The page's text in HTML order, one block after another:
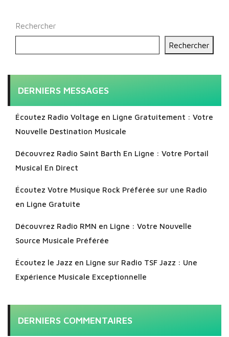
Rechercher
Rechercher
DERNIERS MESSAGES
Écoutez Radio Voltage en Ligne Gratuitement : Votre
Nouvelle Destination Musicale
Découvrez Radio Saint Barth En Ligne : Votre Portail
Musical En Direct
Écoutez Votre Musique Rock Préférée sur une Radio
en Ligne Gratuite
Découvrez Radio RMN en Ligne : Votre Nouvelle
Source Musicale Préférée
Écoutez le Jazz en Ligne sur Radio TSF Jazz : Une
Expérience Musicale Exceptionnelle
DERNIERS COMMENTAIRES